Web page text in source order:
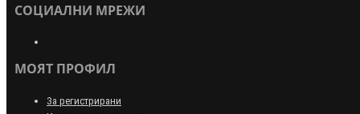
СОЦИАЛНИ МРЕЖИ
МОЯТ ПРОФИЛ
За регистрирани